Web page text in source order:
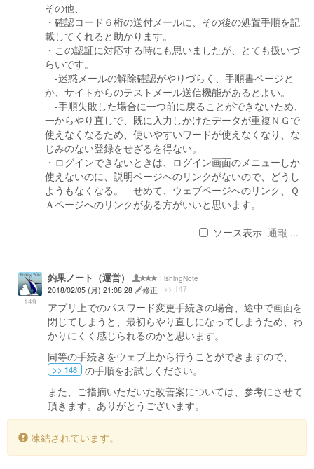
その他、
・確認コード６桁の送付メールに、その後の処置手順を記
載してくれると助かります。
・この認証に対応する時にも思いましたが、とても扱いづ
らいです。
-迷惑メールの解除確認がやりづらく、手順書ページと
か、サイトからのテストメール送信機能があるとよい。
-手順失敗した場合に一つ前に戻ることができないため、
一からやり直しで、既に入力しかけたデータが重複ＮＧで
使えなくなるため、使いやすいワードが使えなくなり、な
じみのない登録をせざるを得ない。
・ログインできないときは、ログイン画面のメニューしか
使えないのに、説明ページへのリンクがないので、どうし
ようもなくなる。 せめて、ウェブページへのリンク、Ｑ
Ａページへのリンクがある方がいいと思います。
ソース表示 通報 ...
149
釣果ノート（運営）
FishingNote
2018/02/05 (月) 21:08:28
修正 >> 147
アプリ上でのパスワード変更手続きの場合、途中で画面を
閉じてしまうと、最初らやり直しになってしまうため、わ
かりにくく感じられるのかと思います。
同等の手続きをウェブ上から行うことができますので、
>> 148
の手順をお試しください。
また、ご指摘いただいた改善案については、参考にさせて
頂きます。ありがとうございます。
凍結されています。